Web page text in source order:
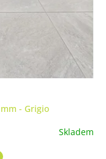
- Grigio
Skladem